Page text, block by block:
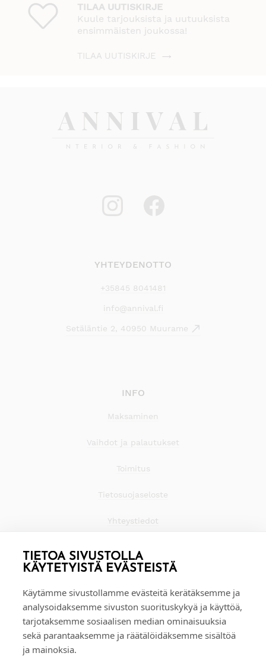
TIETOA SIVUSTOLLA
KÄYTETYISTÄ EVÄSTEISTÄ
Käytämme sivustollamme evästeitä kerätäksemme ja
analysoidaksemme sivuston suorituskykyä ja käyttöä,
tarjotaksemme sosiaalisen median ominaisuuksia
sekä parantaaksemme ja räätälöidäksemme sisältöä
ja mainoksia.
TILAA UUTISKIRJE
Kuule tarjouksista ja uutuuksista
ensimmäisten joukossa!
TILAA UUTISKIRJE
YHTEYDENOTTO
+35845 8041481
info@annival.fi
Setäläntie 2, 40950 Muurame
INFO
Maksaminen
Vaihdot ja palautukset
Toimitus
Tietosuojaseloste
Yhteystiedot